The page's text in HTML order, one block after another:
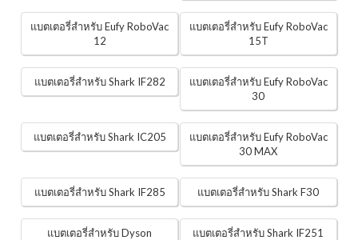
แบตเตอรี่สำหรับ Eufy RoboVac
12
แบตเตอรี่สำหรับ Eufy RoboVac
15T
แบตเตอรี่สำหรับ Shark IF282
แบตเตอรี่สำหรับ Eufy RoboVac
30
แบตเตอรี่สำหรับ Shark IC205
แบตเตอรี่สำหรับ Eufy RoboVac
30 MAX
แบตเตอรี่สำหรับ Shark IF285 แบตเตอรี่สำหรับ Shark F30
แบตเตอรี่สำหรับ Dyson
แบตเตอรี่สำหรับ Shark IF251